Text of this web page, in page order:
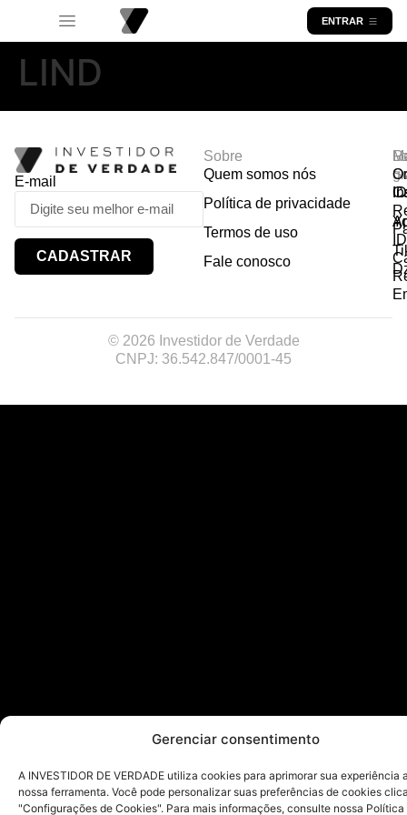
Gerenciar consentimento
A INVESTIDOR DE VERDADE utiliza cookies para aprimorar sua experiência
nossa ferramenta. Você pode personalizar suas preferências de cookies
"Configurações de Cookies". Para mais informações, consulte nossa Política
ENTRAR
LIND
E-mail
CADASTRAR
Sobre
Quem somos nós
Política de privacidade
Termos de uso
Fale conosco
© 2026 Investidor de Verdade
CNPJ: 36.542.847/0001-45